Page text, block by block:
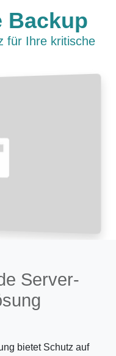
Backup
für Ihre kritische
Server-
bietet Schutz auf